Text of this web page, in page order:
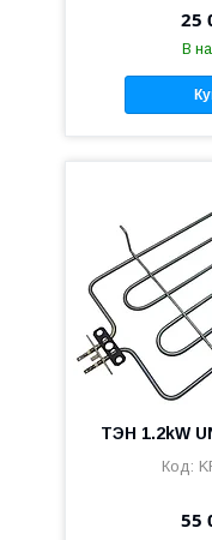
25
В
ТЭН 1.2kW
55